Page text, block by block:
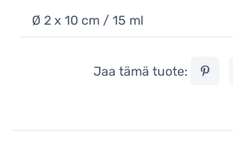
Ø 2 x 10 cm / 15 ml
Jaa tämä tuote: